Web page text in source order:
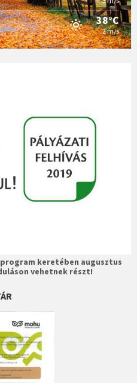
38°C
2 m/s
keretében augusztus
vehetnek részt!